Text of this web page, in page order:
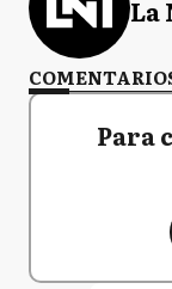
La
Para